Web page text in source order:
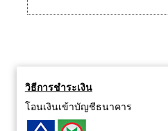
วิธีการชำระเงิน
โอนเงินเข้าบัญชีธนาคาร